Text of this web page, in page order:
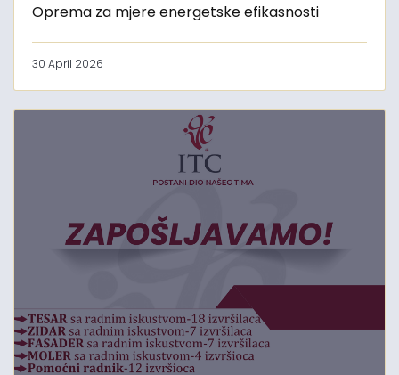
Oprema za mjere energetske efikasnosti
30 April 2026